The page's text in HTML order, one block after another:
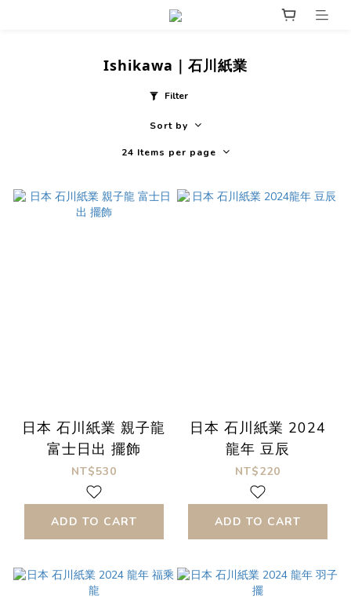
Ishikawa｜石川紙業
Filter
Sort by
24 Items per page
日本 石川紙業 親子龍
富士日出 擺飾
NT$530
ADD TO CART
日本 石川紙業 2024
龍年 豆辰
NT$220
ADD TO CART